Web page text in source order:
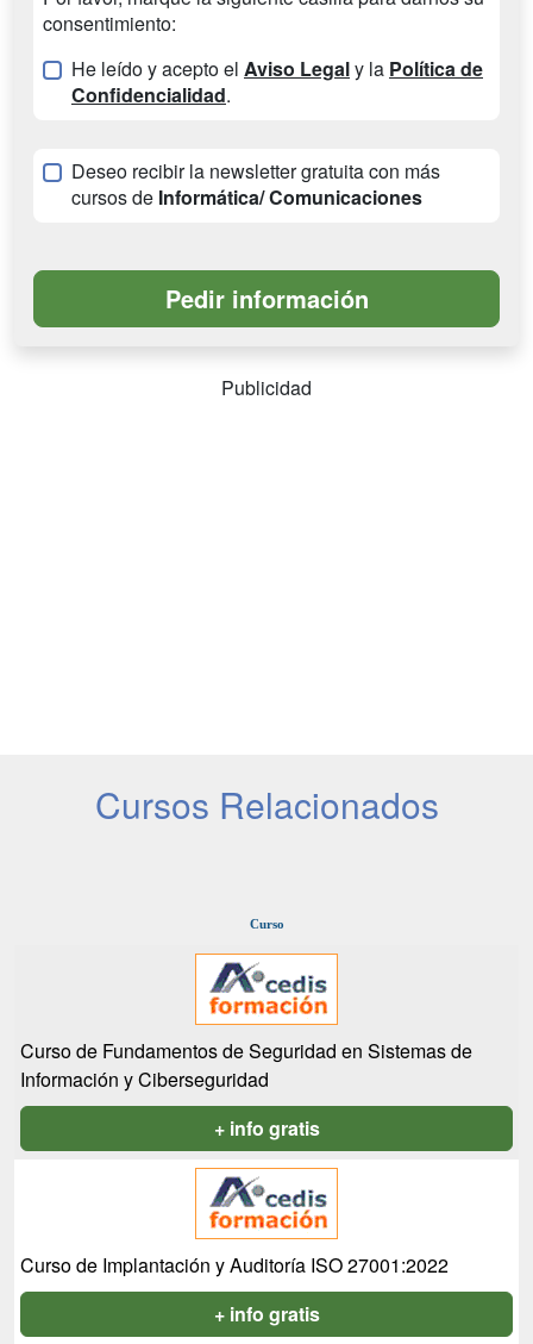
consentimiento:
He leído y acepto el Aviso Legaly la Política de
Confidencialidad.
Deseo recibir la newsletter gratuita con más
cursos de Informática/ Comunicaciones
Publicidad
Cursos Relacionados
Curso
Curso de Fundamentos de Seguridad en Sistemas de
Información y Ciberseguridad
+ info gratis
Curso de Implantación y Auditoría ISO 27001:2022
+ info gratis